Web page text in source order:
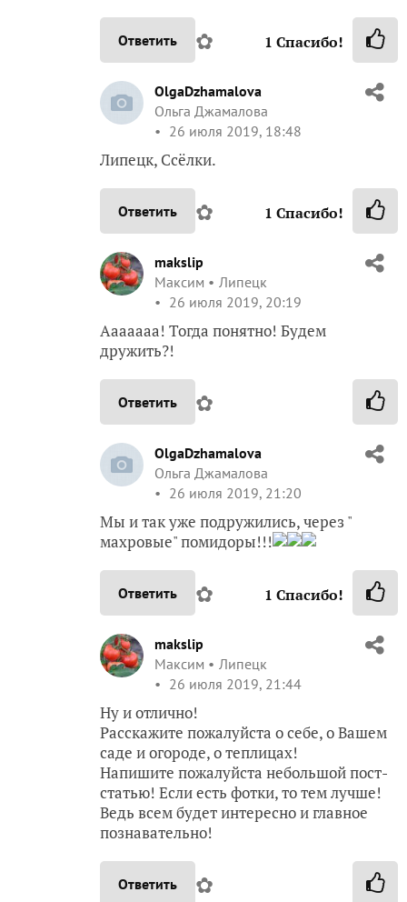
Ответить ✿ 1 Спасибо!
OlgaDzhamalova
Ольга Джамалова
26 июля 2019, 18:48
Липецк, Ссёлки.
Ответить ✿ 1 Спасибо!
makslip
Максим
Липецк
26 июля 2019, 20:19
Ааааааа! Тогда понятно! Будем
дружить?!
Ответить ✿
OlgaDzhamalova
Ольга Джамалова
26 июля 2019, 21:20
Мы и так уже подружились, через "
махровые" помидоры!!!
Ответить ✿ 1 Спасибо!
makslip
Максим
Липецк
26 июля 2019, 21:44
Ну и отлично!
Расскажите пожалуйста о себе, о Вашем
саде и огороде, о теплицах!
Напишите пожалуйста небольшой пост-
статью! Если есть фотки, то тем лучше!
Ведь всем будет интересно и главное
познавательно!
Ответить ✿